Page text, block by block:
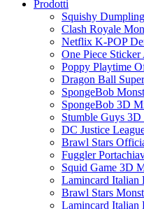
Prodotti
Squishy
Clash Royale
Netflix K-POP
One Piece
Poppy Playtime
Dragon Ball
SpongeBob
SpongeBob 3D
Stumble Guys
DC Justice
Brawl Stars
Fuggler
Squid Game 3D
Lamincard Italian
Brawl Stars
Lamincard Italian